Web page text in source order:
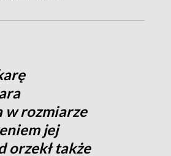
w rozmiarze
jej
orzekł także